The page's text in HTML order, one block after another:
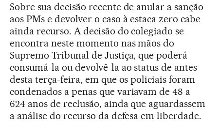
Sobre sua decisão recente de anular a sanção
aos PMs e devolver o caso à estaca zero cabe
ainda recurso. A decisão do colegiado se
encontra neste momento nas mãos do
Supremo Tribunal de Justiça, que poderá
consumá-la ou devolvê-la ao status de antes
desta terça-feira, em que os policiais foram
condenados a penas que variavam de 48 a
624 anos de reclusão, ainda que aguardassem
a análise do recurso da defesa em liberdade.